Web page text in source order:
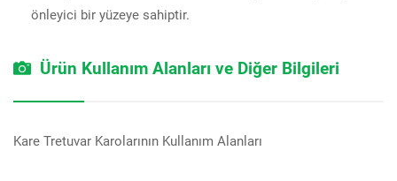
önleyici bir yüzeye sahiptir.
Ürün Kullanım Alanları ve Diğer Bilgileri
Kare Tretuvar Karolarının Kullanım Alanları